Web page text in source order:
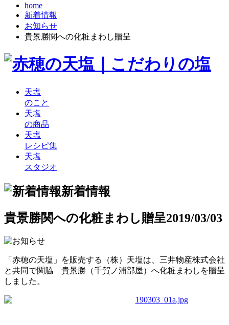
home
新着情報
お知らせ
貴景勝関への化粧まわし贈呈
天塩
のこと
天塩
の商品
天塩
レシピ集
天塩
スタジオ
新着情報
貴景勝関への化粧まわし贈呈2019/03/03
「赤穂の天塩」を販売する（株）天塩は、三井物産株式会社
と共同で関脇 貴景勝（千賀ノ浦部屋）へ化粧まわしを贈呈
しました。